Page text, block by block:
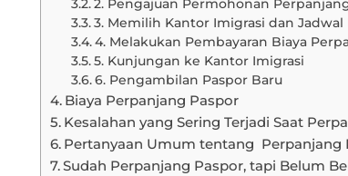
2. Pengajuan Permohonan
3. Memilih Kantor Imigrasi dan Jadwal
4. Melakukan Pembayaran Biaya
5. Kunjungan ke Kantor Imigrasi
6. Pengambilan Paspor Baru
Biaya Perpanjang Paspor
Kesalahan yang Sering Terjadi Saat
Pertanyaan Umum tentang Perpanjang
Sudah Perpanjang Paspor, tapi Belum